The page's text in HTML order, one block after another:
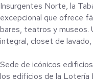
Insurgentes Norte, la
excepcional que ofrece
bares, teatros y museos.
integral, closet de lavado,
Sede de icónicos
los edificios de la Lotería